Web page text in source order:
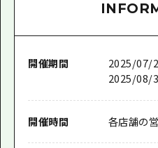
開催期間
2025/07/
2025/08/
開催時間 各店舗の